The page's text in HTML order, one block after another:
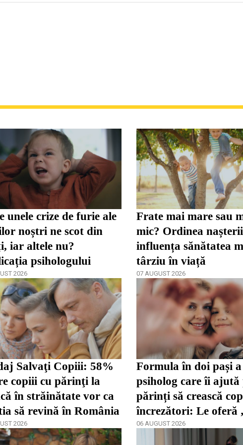
unele crize de furie ale
noștri ne scot din
iar altele nu?
psihologului
2026
Frate mai mare sau
mic? Ordinea
influența sănătatea
târziu în viață
07 AUGUST 2026
Salvaţi Copiii: 58%
copiii cu părinţi la
în străinătate vor ca
să revină în România
2026
Formula în doi pași
psiholog care îi ajută
părinți să crească
încrezători: Le oferă
de a se dezvolta”
06 AUGUST 2026